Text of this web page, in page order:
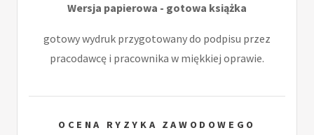
Wersja papierowa - gotowa książka
gotowy wydruk przygotowany do podpisu przez
pracodawcę i pracownika w miękkiej oprawie.
OCENA RYZYKA ZAWODOWEGO